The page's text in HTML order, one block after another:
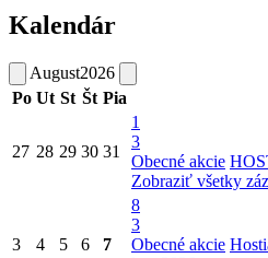
Kalendár
August2026
Po Ut St Št Pia
27 28 29 30 31
1
3
Obecné akcie
Zobraziť všetky
3 4 5 6 7
8
3
Obecné akcie